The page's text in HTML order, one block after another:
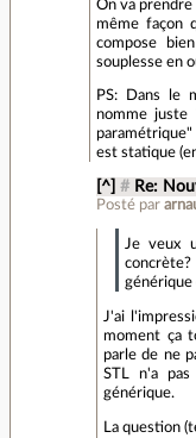
On va
même façon
compose
souplesse en
PS: Dans le
nomme juste
est statique
[^] # Re:
Posté par
Je veux
générique
J'ai
moment ça
parle de ne
STL n'a
générique.
La question